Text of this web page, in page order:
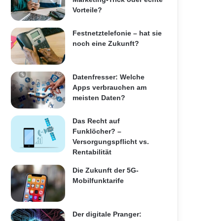
Vorteile?
Festnetztelefonie – hat sie
noch eine Zukunft?
Datenfresser: Welche
Apps verbrauchen am
meisten Daten?
Das Recht auf
Funklöcher? –
Versorgungspflicht vs.
Rentabilität
Die Zukunft der 5G-
Mobilfunktarife
Der digitale Pranger: